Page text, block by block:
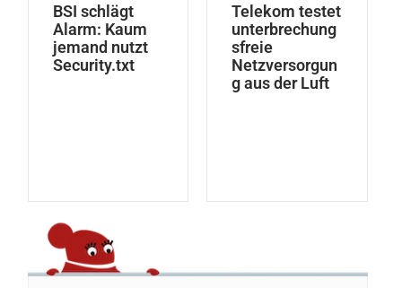
BSI schlägt
Alarm: Kaum
jemand nutzt
Security.txt
Telekom testet
unterbrechung
sfreie
Netzversorgun
g aus der Luft